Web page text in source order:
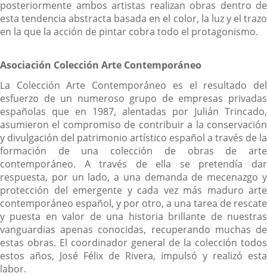
posteriormente ambos artistas realizan obras dentro de
esta tendencia abstracta basada en el color, la luz y el trazo
en la que la acción de pintar cobra todo el protagonismo.
Asociación Colección Arte Contemporáneo
La Colección Arte Contemporáneo es el resultado del
esfuerzo de un numeroso grupo de empresas privadas
españolas que en 1987, alentadas por Julián Trincado,
asumieron el compromiso de contribuir a la conservación
y divulgación del patrimonio artístico español a través de la
formación de una colección de obras de arte
contemporáneo. A través de ella se pretendía dar
respuesta, por un lado, a una demanda de mecenazgo y
protección del emergente y cada vez más maduro arte
contemporáneo español, y por otro, a una tarea de rescate
y puesta en valor de una historia brillante de nuestras
vanguardias apenas conocidas, recuperando muchas de
estas obras. El coordinador general de la colección todos
estos años, José Félix de Rivera, impulsó y realizó esta
labor.